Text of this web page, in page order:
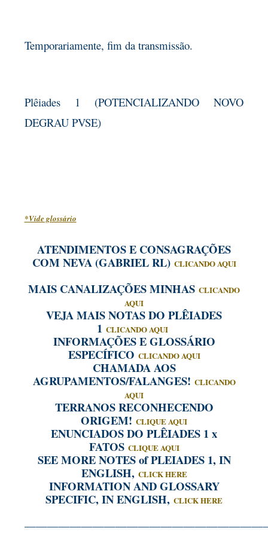
Temporariamente, fim da transmissão.
Plêiades 1 (POTENCIALIZANDO NOVO
DEGRAU PVSE)
*Vide glossário
ATENDIMENTOS E CONSAGRAÇÕES
COM NEVA (GABRIEL RL) CLICANDO AQUI
MAIS CANALIZAÇÕES MINHAS CLICANDO
AQUI
VEJA MAIS NOTAS DO PLÊIADES
1 CLICANDO AQUI
INFORMAÇÕES E GLOSSÁRIO
ESPECÍFICO CLICANDO AQUI
CHAMADA AOS
AGRUPAMENTOS/FALANGES! CLICANDO
AQUI
TERRANOS RECONHECENDO
ORIGEM! CLIQUE AQUI
ENUNCIADOS DO PLÊIADES 1 x
FATOS CLIQUE AQUI
SEE MORE NOTES of PLEIADES 1, IN
ENGLISH, CLICK HERE
INFORMATION AND GLOSSARY
SPECIFIC, IN ENGLISH, CLICK HERE